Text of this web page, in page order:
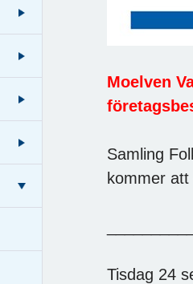
Moelven
Samling
kommer att
Tisdag 24